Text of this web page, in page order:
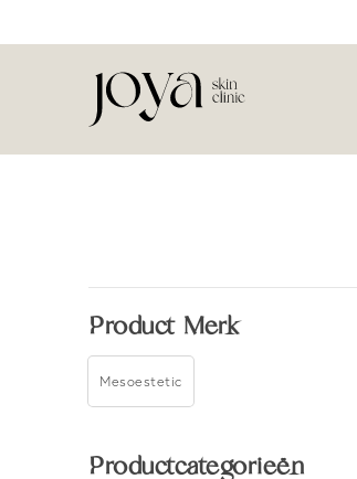
Product Merk
Mesoestetic
Productcategorieën